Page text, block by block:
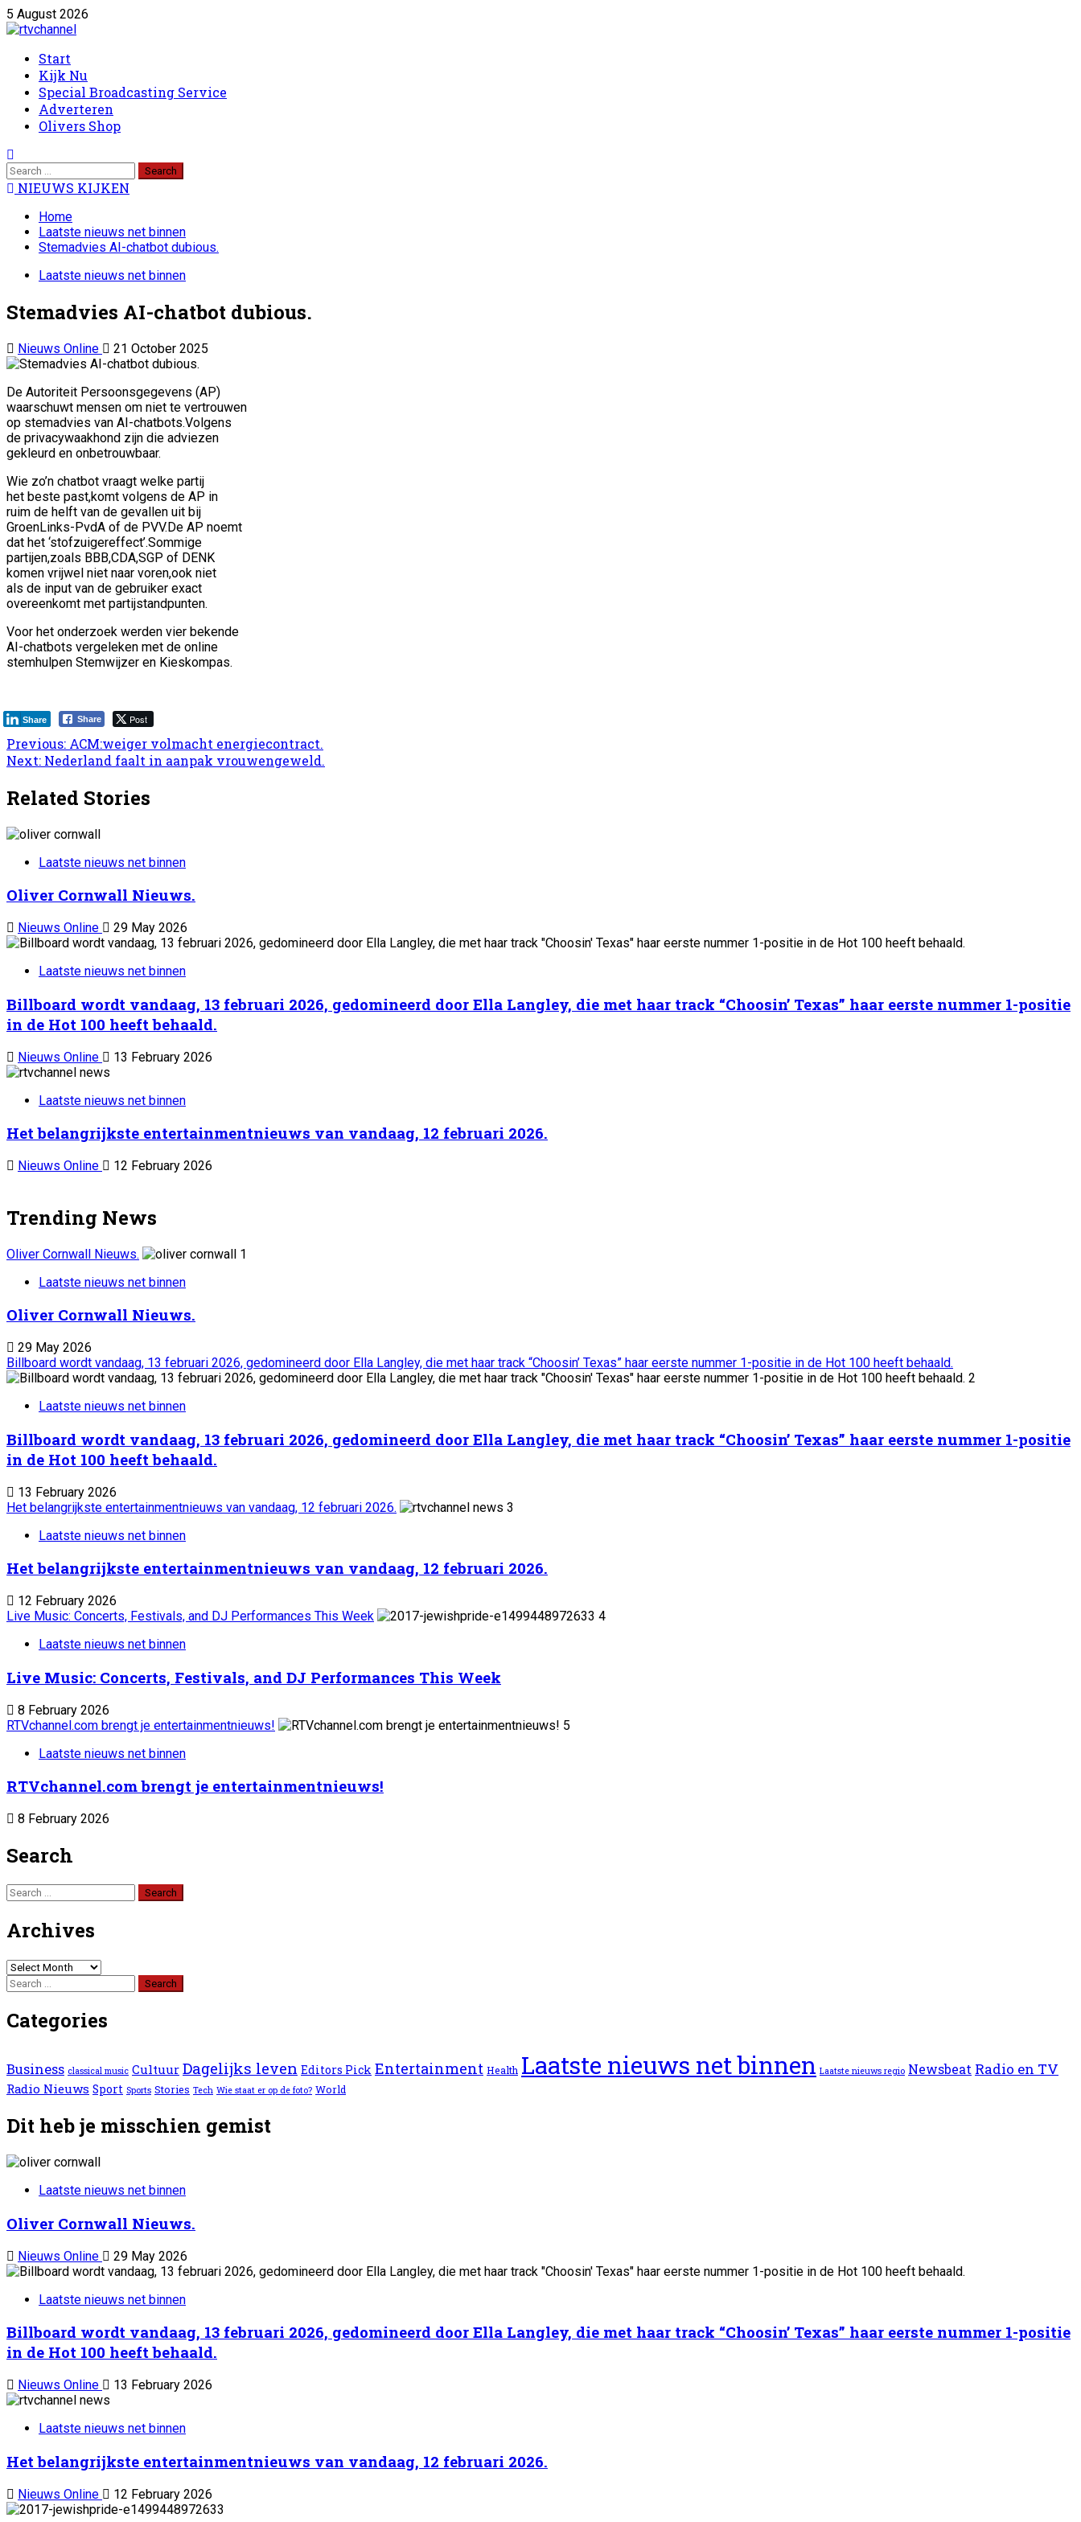
Skip
to
5 August 2026
Primary
Menu
Start
Kijk Nu
Special Broadcasting Service
Adverteren
Olivers Shop
Search
for:NIEUWS KIJKEN
Home
Laatste nieuws net binnen
Stemadvies AI-chatbot dubious.
Laatste nieuws net binnen
Stemadvies AI-chatbot dubious.
Nieuws Online 21 October 2025
De Autoriteit Persoonsgegevens (AP)
waarschuwt mensen om niet te vertrouwen
op stemadvies van AI-chatbots.Volgens
de privacywaakhond zijn die adviezen
gekleurd en onbetrouwbaar.
Wie zo’n chatbot vraagt welke partij
het beste past,komt volgens de AP in
ruim de helft van de gevallen uit bij
GroenLinks-PvdA of de PVV.De AP noemt
dat het ‘stofzuigereffect’.Sommige
partijen,zoals BBB,CDA,SGP of DENK
komen vrijwel niet naar voren,ook niet
als de input van de gebruiker exact
overeenkomt met partijstandpunten.
Voor het onderzoek werden vier bekende
AI-chatbots vergeleken met de online
stemhulpen Stemwijzer en Kieskompas.
Share Post
Share
Post
navigation
Previous: ACM:weiger volmacht energiecontract.
Next: Nederland faalt in aanpak vrouwengeweld.
Related Stories
Laatste nieuws net binnen
Oliver Cornwall Nieuws.
Nieuws Online 29 May 2026
Laatste nieuws net binnen
Billboard wordt vandaag, 13 februari 2026, gedomineerd door Ella Langley, die met haar track “Choosin’ Texas” haar eerste nummer 1-positie
in de Hot 100 heeft behaald.
Nieuws Online 13 February 2026
Laatste nieuws net binnen
Het belangrijkste entertainmentnieuws van vandaag, 12 februari 2026.
Nieuws Online 12 February 2026
Trending News
Oliver Cornwall Nieuws.
1
Laatste nieuws net binnen
Oliver Cornwall Nieuws.
29 May 2026
Billboard wordt vandaag, 13 februari 2026, gedomineerd door Ella Langley, die met haar track “Choosin’ Texas” haar eerste nummer 1-positie in de Hot 100 heeft behaald.
2
Laatste nieuws net binnen
Billboard wordt vandaag, 13 februari 2026, gedomineerd door Ella Langley, die met haar track “Choosin’ Texas” haar eerste nummer 1-positie
in de Hot 100 heeft behaald.
13 February 2026
Het belangrijkste entertainmentnieuws van vandaag, 12 februari 2026.
3
Laatste nieuws net binnen
Het belangrijkste entertainmentnieuws van vandaag, 12 februari 2026.
12 February 2026
Live Music: Concerts, Festivals, and DJ Performances This Week
4
Laatste nieuws net binnen
Live Music: Concerts, Festivals, and DJ Performances This Week
8 February 2026
RTVchannel.com brengt je entertainmentnieuws!
5
Laatste nieuws net binnen
RTVchannel.com brengt je entertainmentnieuws!
8 February 2026
Search
Search
for:
Archives
Archives
Search
for:
Categories
Business classical music Cultuur Dagelijks leven Editors Pick Entertainment Health Laatste nieuws net binnen Laatste nieuws regio Newsbeat Radio en TV
Radio Nieuws Sport Sports Stories Tech Wie staat er op de foto? World
Dit heb je misschien gemist
Laatste nieuws net binnen
Oliver Cornwall Nieuws.
Nieuws Online 29 May 2026
Laatste nieuws net binnen
Billboard wordt vandaag, 13 februari 2026, gedomineerd door Ella Langley, die met haar track “Choosin’ Texas” haar eerste nummer 1-positie
in de Hot 100 heeft behaald.
Nieuws Online 13 February 2026
Laatste nieuws net binnen
Het belangrijkste entertainmentnieuws van vandaag, 12 februari 2026.
Nieuws Online 12 February 2026